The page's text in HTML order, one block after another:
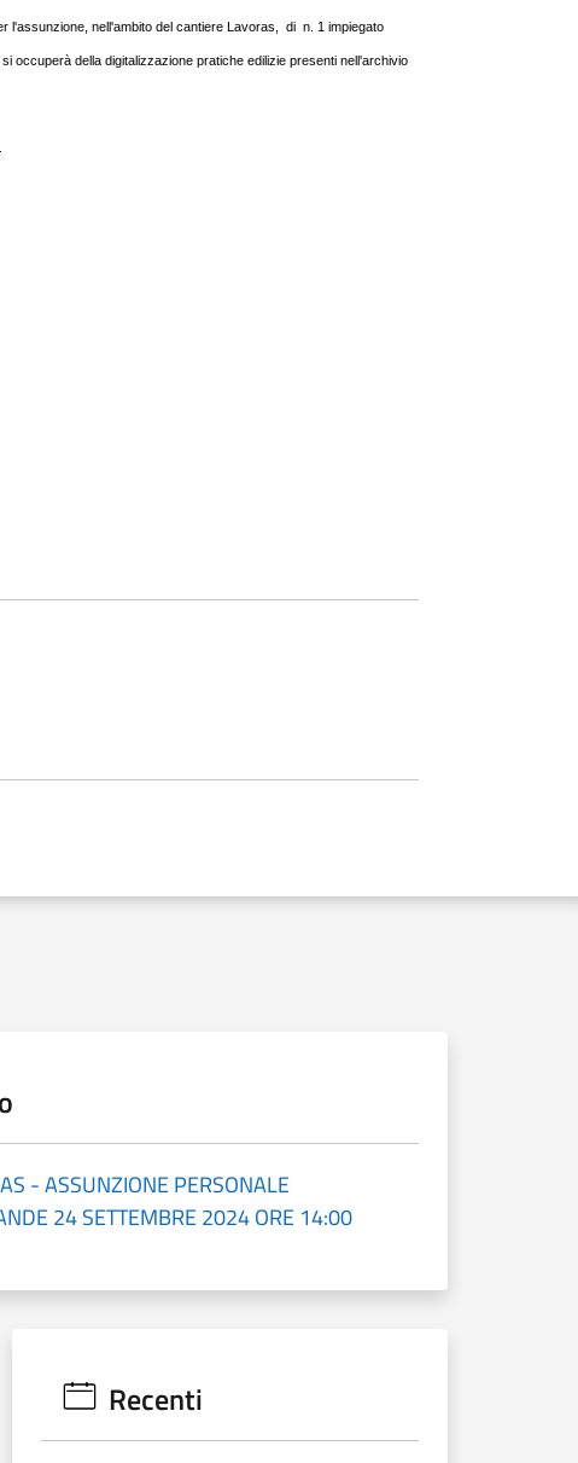
l'assunzione, nell'ambito del cantiere Lavoras, di n. 1 impiegato
occuperà della digitalizzazione pratiche edilizie presenti nell'archivio
- ASSUNZIONE PERSONALE
24 SETTEMBRE 2024 ORE 14:00
Recenti